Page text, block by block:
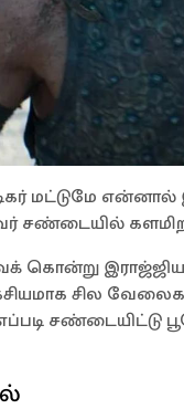
மட்டுமே என்னால்
சண்டையில்
கொன்று
சில